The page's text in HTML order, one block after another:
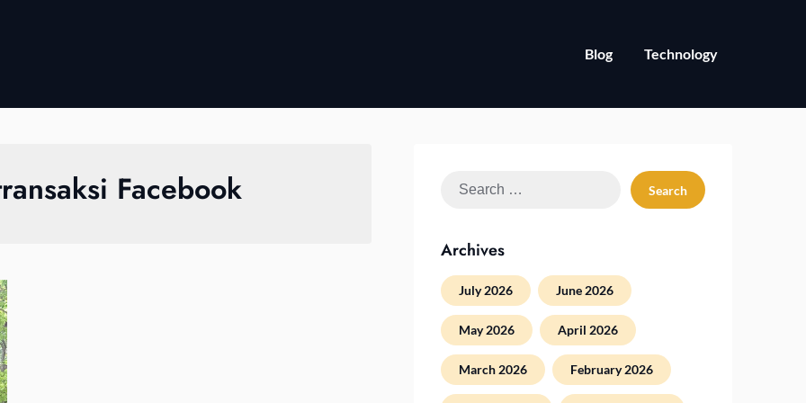
Blog Technology
Facebook
Search
Archives
July 2026 June 2026
May 2026 April 2026
March 2026 February 2026